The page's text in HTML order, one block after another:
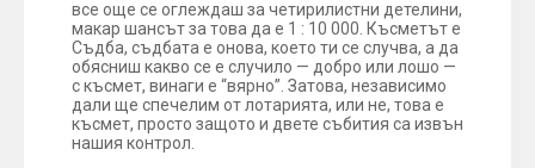
все още се оглеждаш за четирилистни детелини,
макар шансът за това да е 1 : 10 000. Късметът е
Съдба, съдбата е онова, което ти се случва, а да
обясниш какво се е случило — добро или лошо —
с късмет, винаги е “вярно”. Затова, независимо
дали ще спечелим от лотарията, или не, това е
късмет, просто защото и двете събития са извън
нашия контрол.